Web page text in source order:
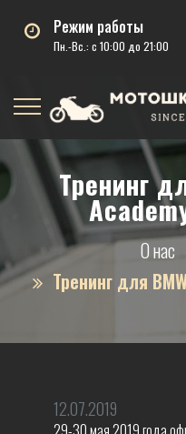
Режим работы
Пн.-Вс.: с 10:00 до 21:00
Тренинг
О нас
Тренинг для
12.07.2019